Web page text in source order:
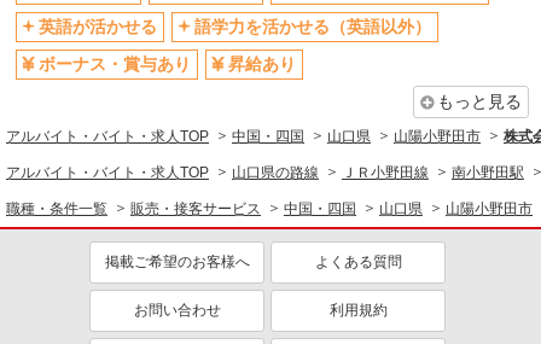
社員登用あり
英語が活かせる
語学力を活かせる（英語以外）
ボーナス・賞与あり
昇給あり
もっと見る
アルバイト・バイト・求人TOP 中国・四国 山口県 山陽小野田市 株式
アルバイト・バイト・求人TOP 山口県の路線 ＪＲ小野田線 南小野田駅
職種・条件一覧 販売・接客サービス 中国・四国 山口県 山陽小野田市
掲載ご希望のお客様へ よくある質問
お問い合わせ 利用規約